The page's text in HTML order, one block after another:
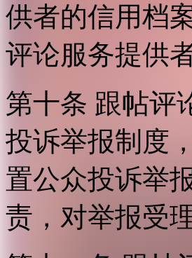
供者的信用档
评论服务提供
第十条 跟帖评
投诉举报制度
置公众投诉举
责，对举报受